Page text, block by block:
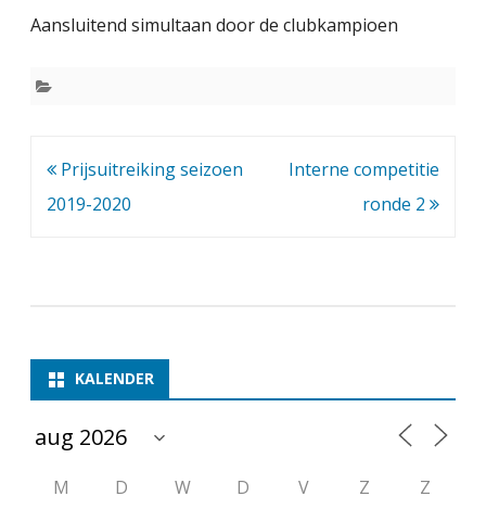
e
d
e
Aansluitend simultaan door de clubkampioen
Bericht
navigatie
Prijsuitreiking seizoen
2019-2020
Interne competitie
ronde 2
KALENDER
M D W D V Z
Z